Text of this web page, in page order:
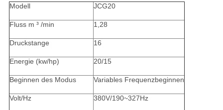
Modell JCG20
Fluss m ³ /min 1,28
Druckstange 16
Energie (kw/hp) 20/15
Beginnen des Modus Variables Frequenzbeginnen
Volt/Hz 380V/190~327Hz